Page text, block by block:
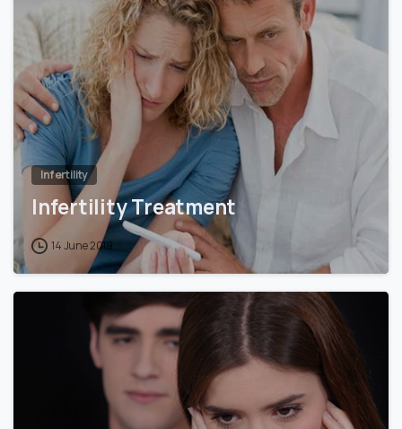
Infertility
Infertility Treatment
14 June 2019